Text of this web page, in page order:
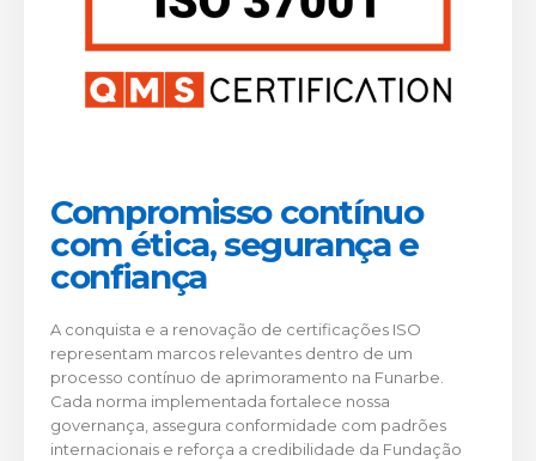
Compromisso contínuo
com ética, segurança e
confiança
A conquista e a renovação de certificações ISO
representam marcos relevantes dentro de um
processo contínuo de aprimoramento na Funarbe.
Cada norma implementada fortalece nossa
governança, assegura conformidade com padrões
internacionais e reforça a credibilidade da Fundação